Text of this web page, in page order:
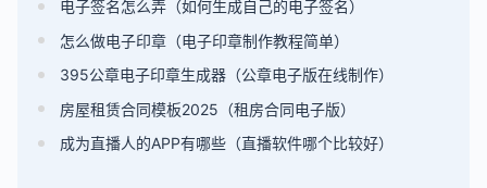
电子签名怎么弄（如何生成自己的电子签名）
怎么做电子印章（电子印章制作教程简单）
395公章电子印章生成器（公章电子版在线制作）
房屋租赁合同模板2025（租房合同电子版）
成为直播人的APP有哪些（直播软件哪个比较好）